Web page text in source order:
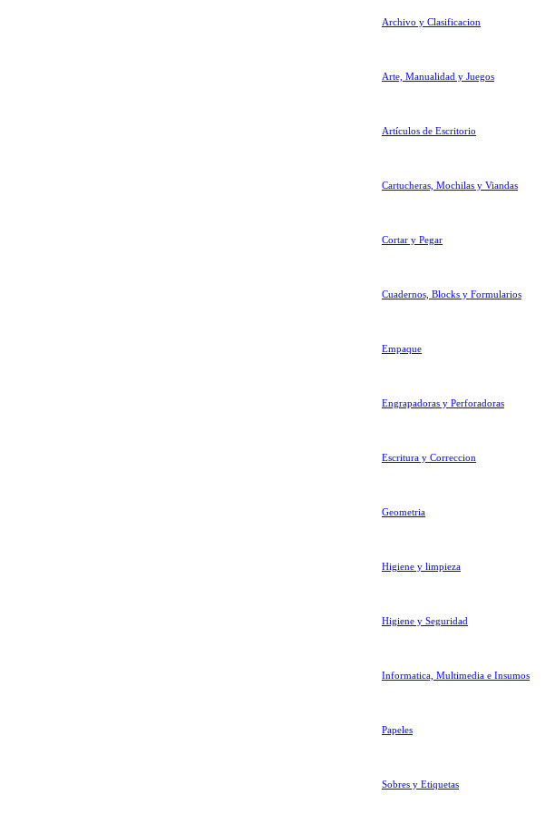
Archivo y Clasificacion
Arte, Manualidad y Juegos
Artículos de Escritorio
Cartucheras, Mochilas y Viandas
Cortar y Pegar
Cuadernos, Blocks y Formularios
Empaque
Engrapadoras y Perforadoras
Escritura y Correccion
Geometria
Higiene y limpieza
Higiene y Seguridad
Informatica, Multimedia e Insumos
Papeles
Sobres y Etiquetas